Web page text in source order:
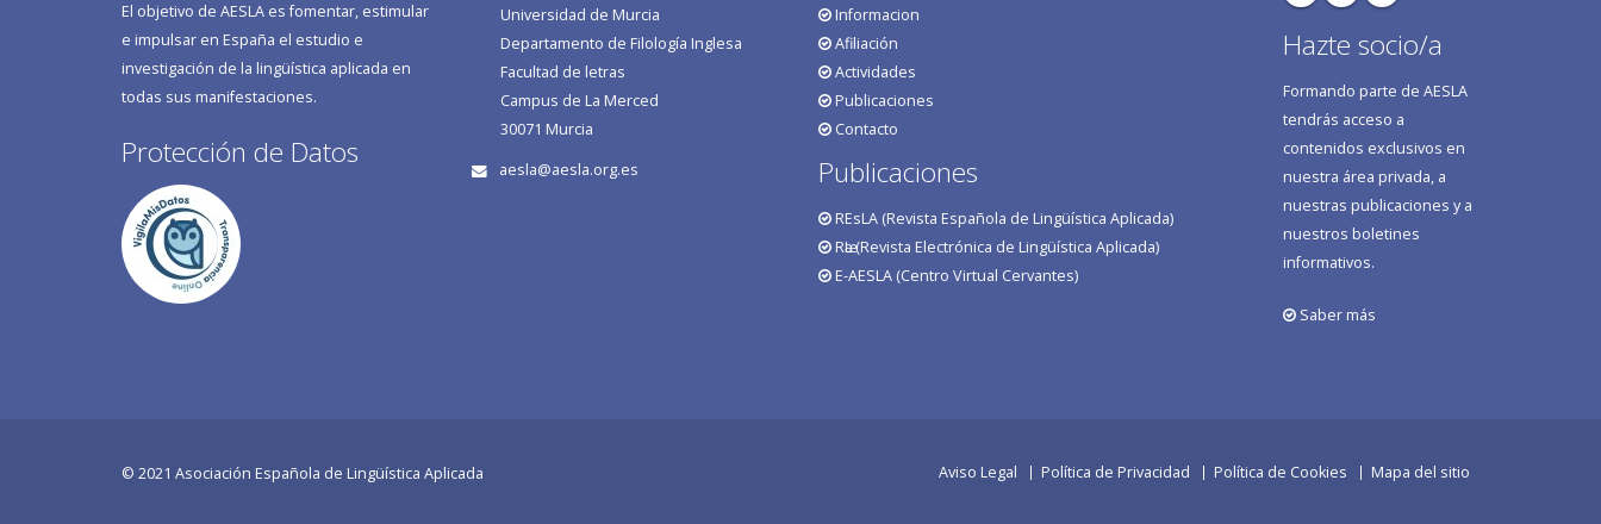
El objetivo de AESLA es fomentar, estimular
e impulsar en España el estudio e
investigación de la lingüística aplicada en
todas sus manifestaciones.
Protección de Datos
Universidad de Murcia
Departamento de Filología Inglesa
Facultad de letras
Campus de La Merced
30071 Murcia
aesla@aesla.org.es
Informacion
Afiliación
Actividades
Publicaciones
Contacto
Publicaciones
REsLA (Revista Española de Lingüística Aplicada)
RӕL (Revista Electrónica de Lingüística Aplicada)
E-AESLA (Centro Virtual Cervantes)
Hazte socio/a
Formando parte de AESLA
tendrás acceso a
contenidos exclusivos en
nuestra área privada, a
nuestras publicaciones y a
nuestros boletines
informativos.
Saber más
© 2021 Asociación Española de Lingüística Aplicada Aviso Legal Política de Privacidad Política de Cookies Mapa del sitio